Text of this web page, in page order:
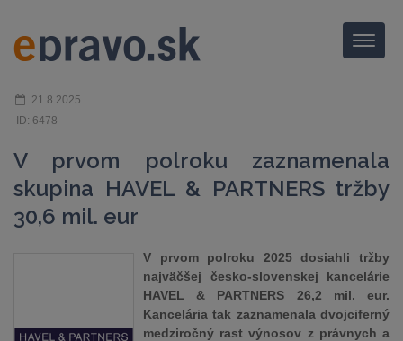
Menu
21.8.2025
ID: 6478
V prvom polroku zaznamenala
skupina HAVEL & PARTNERS tržby
30,6 mil. eur
V prvom polroku 2025 dosiahli tržby
najväčšej česko-slovenskej kancelárie
HAVEL & PARTNERS 26,2 mil. eur.
Kancelária tak zaznamenala dvojciferný
medziročný rast výnosov z právnych a